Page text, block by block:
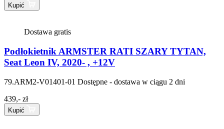
Kupić
Dostawa gratis
Podłokietnik ARMSTER RATI SZARY TYTAN,
Seat Leon IV, 2020- , +12V
79.ARM2-V01401-01 Dostępne - dostawa w ciągu 2 dni
439,- zł
Kupić